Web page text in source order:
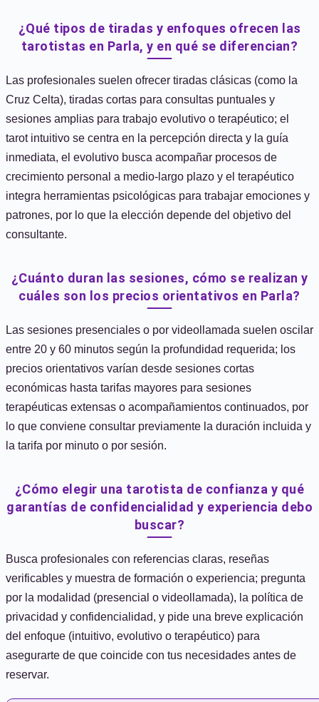
¿Qué tipos de tiradas y enfoques ofrecen las
tarotistas en Parla, y en qué se diferencian?
Las profesionales suelen ofrecer tiradas clásicas (como la
Cruz Celta), tiradas cortas para consultas puntuales y
sesiones amplias para trabajo evolutivo o terapéutico; el
tarot intuitivo se centra en la percepción directa y la guía
inmediata, el evolutivo busca acompañar procesos de
crecimiento personal a medio-largo plazo y el terapéutico
integra herramientas psicológicas para trabajar emociones y
patrones, por lo que la elección depende del objetivo del
consultante.
¿Cuánto duran las sesiones, cómo se realizan y
cuáles son los precios orientativos en Parla?
Las sesiones presenciales o por videollamada suelen oscilar
entre 20 y 60 minutos según la profundidad requerida; los
precios orientativos varían desde sesiones cortas
económicas hasta tarifas mayores para sesiones
terapéuticas extensas o acompañamientos continuados, por
lo que conviene consultar previamente la duración incluida y
la tarifa por minuto o por sesión.
¿Cómo elegir una tarotista de confianza y qué
garantías de confidencialidad y experiencia debo
buscar?
Busca profesionales con referencias claras, reseñas
verificables y muestra de formación o experiencia; pregunta
por la modalidad (presencial o videollamada), la política de
privacidad y confidencialidad, y pide una breve explicación
del enfoque (intuitivo, evolutivo o terapéutico) para
asegurarte de que coincide con tus necesidades antes de
reservar.